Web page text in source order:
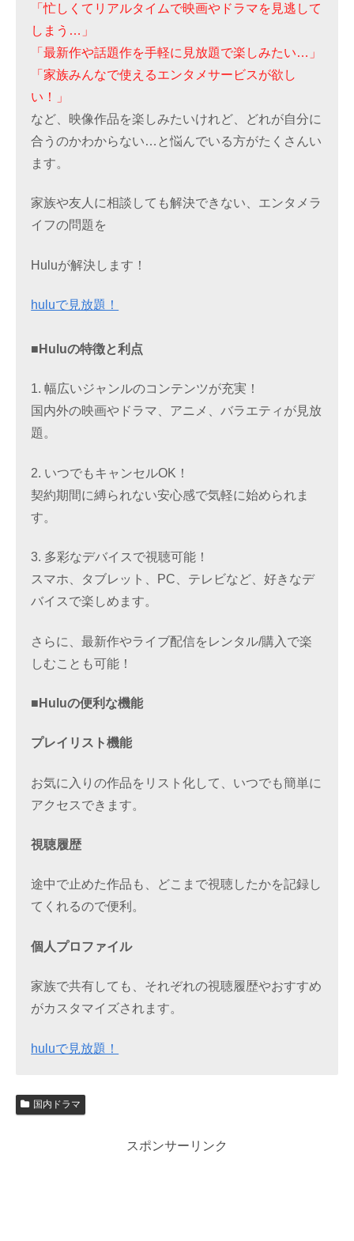
「忙しくてリアルタイムで映画やドラマを見逃して
しまう…」
「最新作や話題作を手軽に見放題で楽しみたい…」
「家族みんなで使えるエンタメサービスが欲し
い！」
など、映像作品を楽しみたいけれど、どれが自分に
合うのかわからない…と悩んでいる方がたくさんい
ます。
家族や友人に相談しても解決できない、エンタメラ
イフの問題を
Huluが解決します！
huluで見放題！
■Huluの特徴と利点
1. 幅広いジャンルのコンテンツが充実！
国内外の映画やドラマ、アニメ、バラエティが見放
題。
2. いつでもキャンセルOK！
契約期間に縛られない安心感で気軽に始められま
す。
3. 多彩なデバイスで視聴可能！
スマホ、タブレット、PC、テレビなど、好きなデ
バイスで楽しめます。
さらに、最新作やライブ配信をレンタル/購入で楽
しむことも可能！
■Huluの便利な機能
プレイリスト機能
お気に入りの作品をリスト化して、いつでも簡単に
アクセスできます。
視聴履歴
途中で止めた作品も、どこまで視聴したかを記録し
てくれるので便利。
個人プロファイル
家族で共有しても、それぞれの視聴履歴やおすすめ
がカスタマイズされます。
huluで見放題！
国内ドラマ
スポンサーリンク